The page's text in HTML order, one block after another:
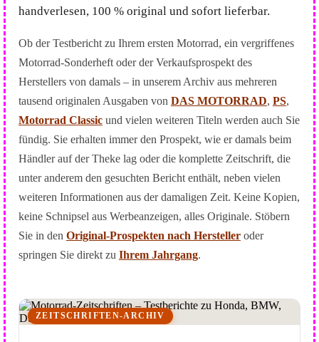
handverlesen, 100 % original und sofort lieferbar.
Ob der Testbericht zu Ihrem ersten Motorrad, ein vergriffenes
Motorrad-Sonderheft oder der Verkaufsprospekt des
Herstellers von damals – in unserem Archiv aus mehreren
tausend originalen Ausgaben von DAS MOTORRAD, PS,
Motorrad Classicund vielen weiteren Titeln werden auch Sie
fündig. Sie erhalten immer den Prospekt, wie er damals beim
Händler auf der Theke lag oder die komplette Zeitschrift, die
unter anderem den gesuchten Bericht enthält, neben vielen
weiteren Informationen aus der damaligen Zeit. Keine Kopien,
keine Schnipsel aus Werbeanzeigen, alles Originale. Stöbern
Sie in den Original-Prospekten nach Herstelleroder
springen Sie direkt zu Ihrem Jahrgang.
Drei Wege zu Ihrer Erinnerung
ZEITSCHRIFTEN-ARCHIV